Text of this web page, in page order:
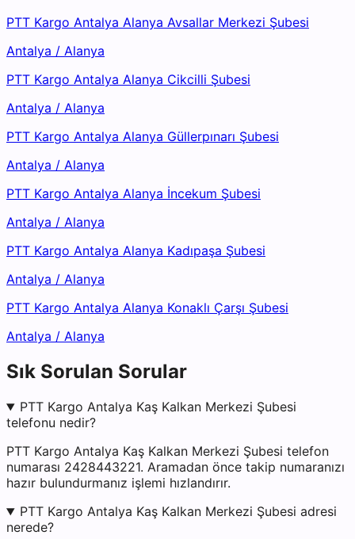
PTT Kargo Antalya Alanya Avsallar Merkezi Şubesi
Antalya / Alanya
PTT Kargo Antalya Alanya Cikcilli Şubesi
Antalya / Alanya
PTT Kargo Antalya Alanya Güllerpınarı Şubesi
Antalya / Alanya
PTT Kargo Antalya Alanya İncekum Şubesi
Antalya / Alanya
PTT Kargo Antalya Alanya Kadıpaşa Şubesi
Antalya / Alanya
PTT Kargo Antalya Alanya Konaklı Çarşı Şubesi
Antalya / Alanya
Sık Sorulan Sorular
PTT Kargo Antalya Kaş Kalkan Merkezi Şubesi
telefonu nedir?
PTT Kargo Antalya Kaş Kalkan Merkezi Şubesi telefon
numarası 2428443221. Aramadan önce takip numaranızı
hazır bulundurmanız işlemi hızlandırır.
PTT Kargo Antalya Kaş Kalkan Merkezi Şubesi adresi
nerede?